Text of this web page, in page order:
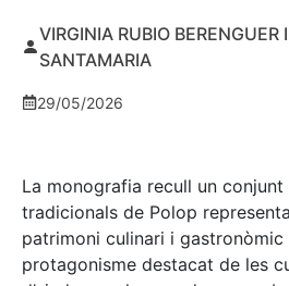
VIRGINIA RUBIO BERENGUER
SANTAMARIA
29/05/2026
La monografia recull un
tradicionals de Polop
patrimoni culinari i gastronòmic
protagonisme destacat de les